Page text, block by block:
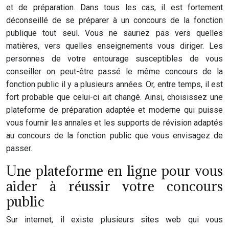
et de préparation. Dans tous les cas, il est fortement
déconseillé de se préparer à un concours de la fonction
publique tout seul. Vous ne sauriez pas vers quelles
matières, vers quelles enseignements vous diriger. Les
personnes de votre entourage susceptibles de vous
conseiller on peut-être passé le même concours de la
fonction public il y a plusieurs années. Or, entre temps, il est
fort probable que celui-ci ait changé. Ainsi, choisissez une
plateforme de préparation adaptée et moderne qui puisse
vous fournir les annales et les supports de révision adaptés
au concours de la fonction public que vous envisagez de
passer.
Une plateforme en ligne pour vous
aider à réussir votre concours
public
Sur internet, il existe plusieurs sites web qui vous